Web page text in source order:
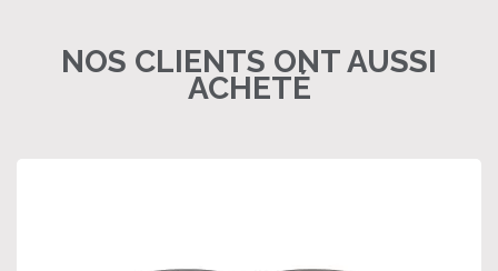
NOS CLIENTS ONT AUSSI
ACHETÉ